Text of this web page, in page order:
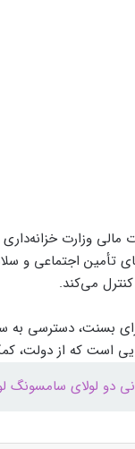
تأمین اجتماعی و
کنترل می‌کند.
بسنت، دسترسی به
است که از دولت،
دو لولای سامسونگ